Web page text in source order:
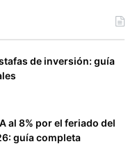
de inversión: guía
al 8% por el feriado del
guía completa